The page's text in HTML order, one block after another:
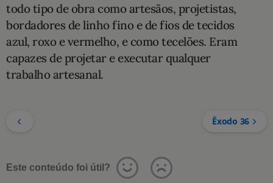
todo tipo de obra como artesãos, projetistas,
borda­dores de linho fino e de fios de tecidos
azul, roxo e vermelho, e como tecelões. Eram
capazes de projetar e executar ­qualquer
trabalho artesanal.
Êxodo 36
Este conteúdo foi útil?